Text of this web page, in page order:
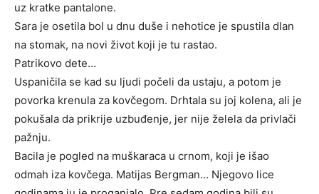
uz kratke pantalone.
Sara je osetila bol u dnu duše i nehotice je spustila dlan
na stomak, na novi život koji je tu rastao.
Patrikovo dete…
Uspaničila se kad su ljudi počeli da ustaju, a potom je
povorka krenula za kovčegom. Drhtala su joj kolena, ali je
pokušala da prikrije uzbuđenje, jer nije želela da privlači
pažnju.
Bacila je pogled na muškaraca u crnom, koji je išao
odmah iza kovčega. Matijas Bergman… Njegovo lice